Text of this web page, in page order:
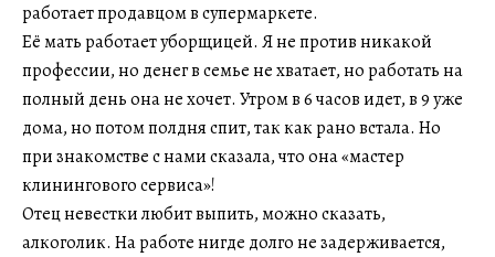
работает продавцом в супермаркете.
Её мать работает уборщицей. Я не против никакой
профессии, но денег в семье не хватает, но работать на
полный день она не хочет. Утром в 6 часов идет, в 9 уже
дома, но потом полдня спит, так как рано встала. Но
при знакомстве с нами сказала, что она «мастер
клинингового сервиса»!
Отец невестки любит выпить, можно сказать,
алкоголик. На работе нигде долго не задерживается,